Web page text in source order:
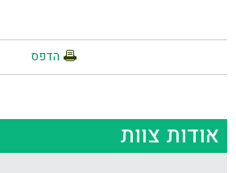
הדפס
אודות צוות